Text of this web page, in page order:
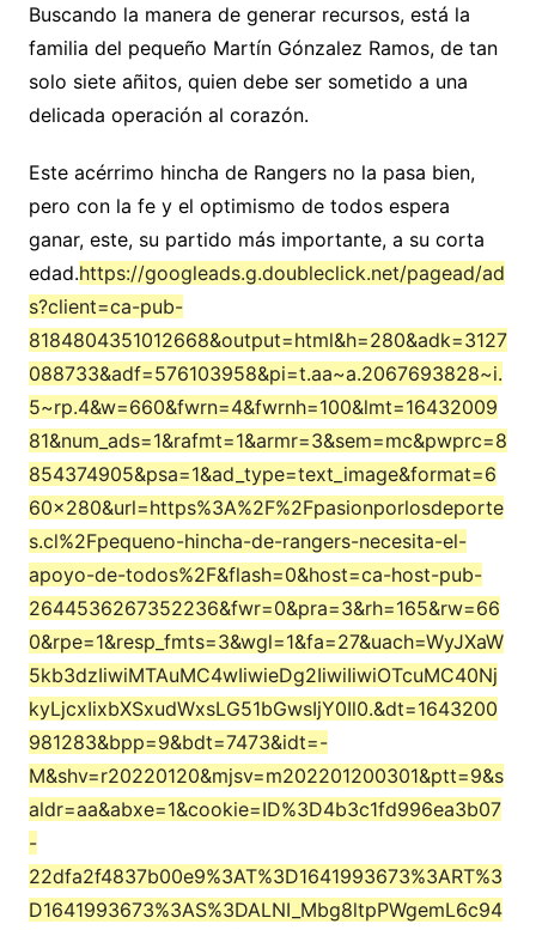
Buscando la manera de generar recursos, está la
familia del pequeño Martín Gónzalez Ramos, de tan
solo siete añitos, quien debe ser sometido a una
delicada operación al corazón.
Este acérrimo hincha de Rangers no la pasa bien,
pero con la fe y el optimismo de todos espera
ganar, este, su partido más importante, a su corta
edad.https://googleads.g.doubleclick.net/pagead/ad
s?client=ca-pub-
8184804351012668&output=html&h=280&adk=3127
088733&adf=576103958&pi=t.aa~a.2067693828~i.
5~rp.4&w=660&fwrn=4&fwrnh=100&lmt=16432009
81&num_ads=1&rafmt=1&armr=3&sem=mc&pwprc=8
854374905&psa=1&ad_type=text_image&format=6
60×280&url=https%3A%2F%2Fpasionporlosdeporte
s.cl%2Fpequeno-hincha-de-rangers-necesita-el-
apoyo-de-todos%2F&flash=0&host=ca-host-pub-
2644536267352236&fwr=0&pra=3&rh=165&rw=66
0&rpe=1&resp_fmts=3&wgl=1&fa=27&uach=WyJXaW
5kb3dzIiwiMTAuMC4wIiwieDg2IiwiIiwiOTcuMC40Nj
kyLjcxIixbXSxudWxsLG51bGwsIjY0Il0.&dt=1643200
981283&bpp=9&bdt=7473&idt=-
M&shv=r20220120&mjsv=m202201200301&ptt=9&s
aldr=aa&abxe=1&cookie=ID%3D4b3c1fd996ea3b07
-
22dfa2f4837b00e9%3AT%3D1641993673%3ART%3
D1641993673%3AS%3DALNI_Mbg8ltpPWgemL6c94